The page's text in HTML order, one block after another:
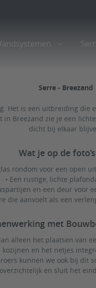
Serre - Breezand
Het is een uitbreiding
Breezand zie je een
dicht bij elkaar
Wat je op de
rondom voor een open
• Een rustige, lichte
en een deur voor
die aanvoelt als een
met
alleen het plaatsen van
en het netjes
kunnen we ook bij dit
en sluit het